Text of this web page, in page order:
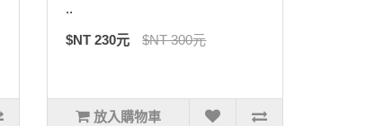
..
$NT 230元 $NT 300元
放入購物車